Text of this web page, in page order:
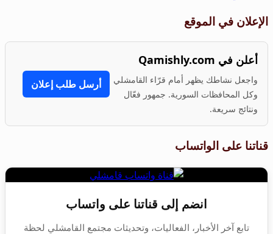
الإعلان في الموقع
أعلن في Qamishly.com
واجعل نشاطك يظهر أمام قرّاء القامشلي
وكل المحافظات السورية. جمهور فعّال
ونتائج سريعة.
أرسل طلب إعلان
قناتنا على الواتساب
انضم إلى قناتنا على واتساب
تابع آخر الأخبار، الفعاليات، وتحديثات مجتمع القامشلي لحظة